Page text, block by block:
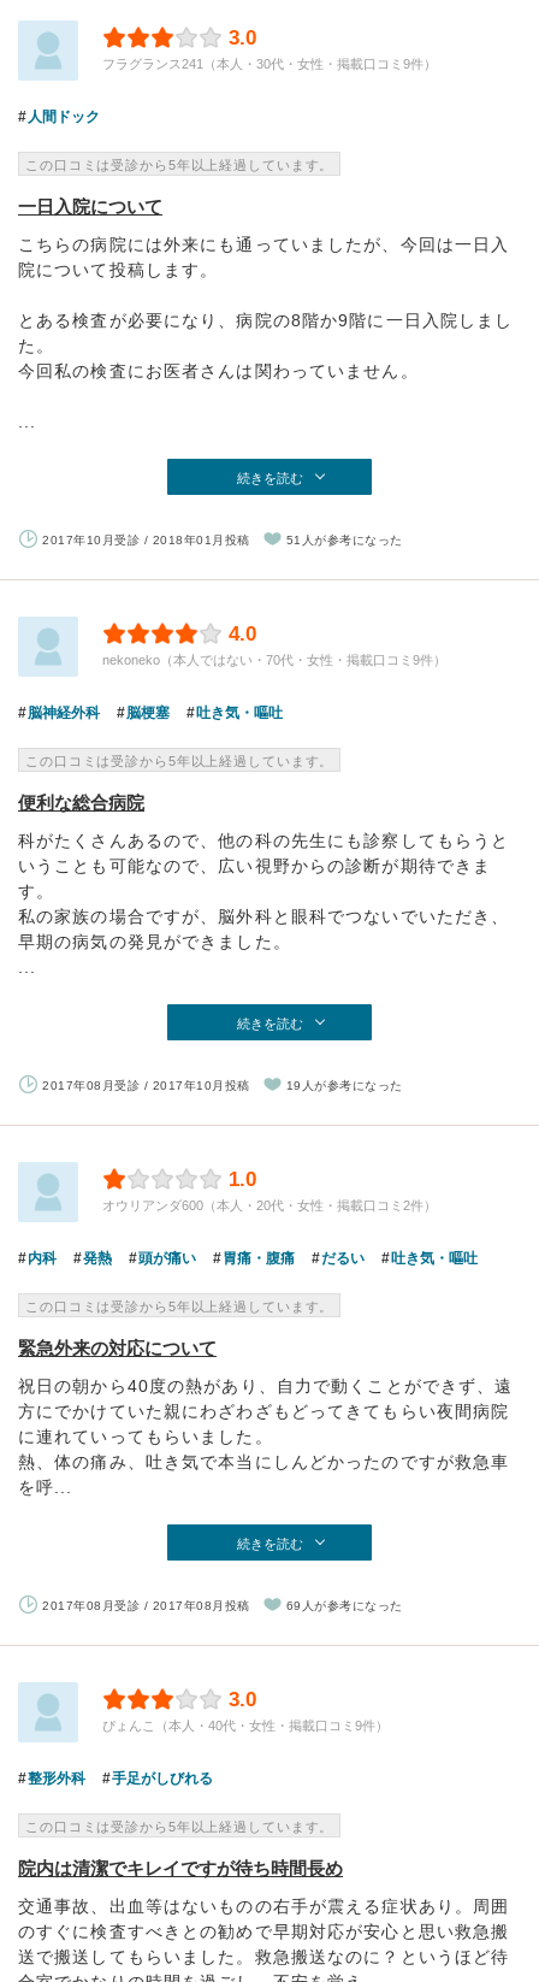
3.0
フラグランス241（本人・30代・女性・掲載口コミ9件）
人間ドック
この口コミは受診から5年以上経過しています。
一日入院について
こちらの病院には外来にも通っていましたが、今回は一日入
院について投稿します。
とある検査が必要になり、病院の8階か9階に一日入院しまし
た。
今回私の検査にお医者さんは関わっていません。
続きを読む
2017年10月受診 / 2018年01月投稿 51人が参考になった
4.0
nekoneko（本人ではない・70代・女性・掲載口コミ9件）
脳神経外科 脳梗塞 吐き気・嘔吐
この口コミは受診から5年以上経過しています。
便利な総合病院
科がたくさんあるので、他の科の先生にも診察してもらうと
いうことも可能なので、広い視野からの診断が期待できま
す。
私の家族の場合ですが、脳外科と眼科でつないでいただき、
早期の病気の発見ができました。
続きを読む
2017年08月受診 / 2017年10月投稿 19人が参考になった
1.0
オウリアンダ600（本人・20代・女性・掲載口コミ2件）
内科 発熱 頭が痛い 胃痛・腹痛 だるい 吐き気・嘔吐
この口コミは受診から5年以上経過しています。
緊急外来の対応について
祝日の朝から40度の熱があり、自力で動くことができず、遠
方にでかけていた親にわざわざもどってきてもらい夜間病院
に連れていってもらいました。
熱、体の痛み、吐き気で本当にしんどかったのですが救急車
を呼...
続きを読む
2017年08月受診 / 2017年08月投稿 69人が参考になった
3.0
ぴょんこ（本人・40代・女性・掲載口コミ9件）
整形外科 手足がしびれる
この口コミは受診から5年以上経過しています。
院内は清潔でキレイですが待ち時間長め
交通事故、出血等はないものの右手が震える症状あり。周囲
のすぐに検査すべきとの勧めで早期対応が安心と思い救急搬
送で搬送してもらいました。救急搬送なのに？というほど待